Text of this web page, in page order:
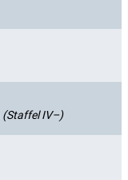
(Staffel IV–)